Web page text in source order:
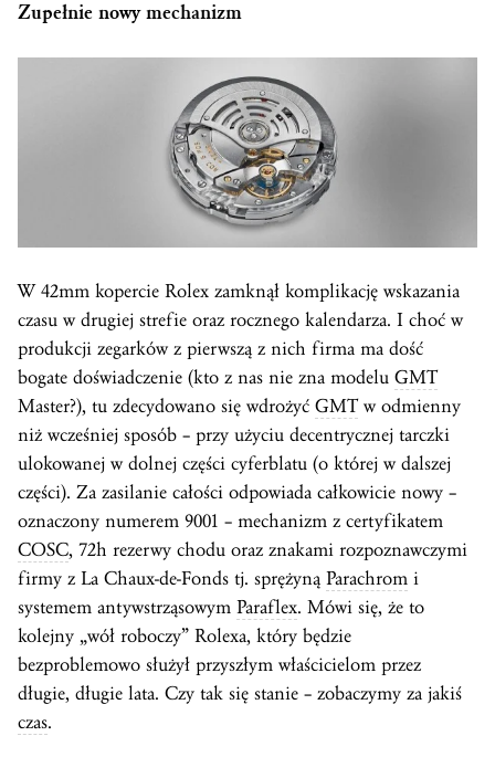
Zupełnie nowy mechanizm
W 42mm kopercie Rolex zamknął komplikację wskazania
czasu w drugiej strefie oraz rocznego kalendarza. I choć w
produkcji zegarków z pierwszą z nich firma ma dość
bogate doświadczenie (kto z nas nie zna modelu GMT
Master?), tu zdecydowano się wdrożyć GMTw odmienny
niż wcześniej sposób – przy użyciu decentrycznej tarczki
ulokowanej w dolnej części cyferblatu (o której w dalszej
części). Za zasilanie całości odpowiada całkowicie nowy –
oznaczony numerem 9001 – mechanizm z certyfikatem
COSC, 72h rezerwy chodu oraz znakami rozpoznawczymi
firmy z La Chaux-de-Fonds tj. sprężyną Parachrom i
systemem antywstrząsowym Paraflex. Mówi się, że to
kolejny „wół roboczy” Rolexa, który będzie
bezproblemowo służył przyszłym właścicielom przez
długie, długie lata. Czy tak się stanie – zobaczymy za jakiś
czas.